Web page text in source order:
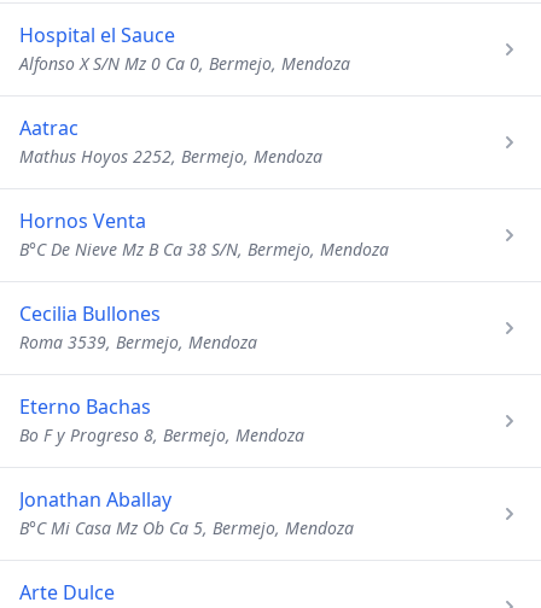
Hospital el Sauce
Alfonso X S/N Mz 0 Ca 0, Bermejo, Mendoza
Aatrac
Mathus Hoyos 2252, Bermejo, Mendoza
Hornos Venta
B°C De Nieve Mz B Ca 38 S/N, Bermejo, Mendoza
Cecilia Bullones
Roma 3539, Bermejo, Mendoza
Eterno Bachas
Bo F y Progreso 8, Bermejo, Mendoza
Jonathan Aballay
B°C Mi Casa Mz Ob Ca 5, Bermejo, Mendoza
Arte Dulce